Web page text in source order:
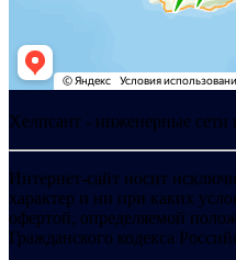
Хелпсант - инженерные сети
Интернет-сайт носит
характер и ни при каких
офертой, определяемой
Гражданского кодекса